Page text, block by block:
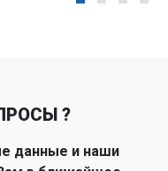
?
данные и наши